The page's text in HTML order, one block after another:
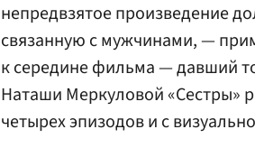
непредвзятое произведение
связанную с мужчинами, —
к середине фильма — давший
Наташи Меркуловой «Сестры»
четырех эпизодов и с